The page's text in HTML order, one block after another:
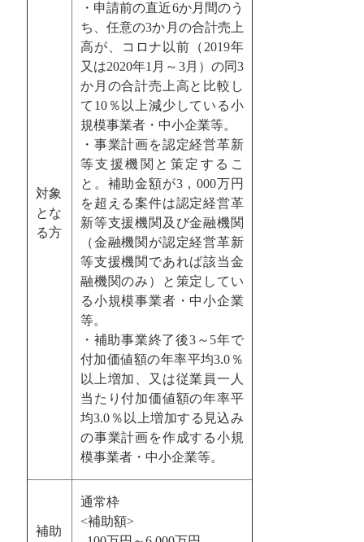
対象
とな
る方
・申請前の直近6か月間のう
ち、任意の3か月の合計売上
高が、コロナ以前（2019年
又は2020年1月～3月）の同3
か月の合計売上高と比較し
て10％以上減少している小
規模事業者・中小企業等。
・事業計画を認定経営革新
等支援機関と策定するこ
と。補助金額が3，000万円
を超える案件は認定経営革
新等支援機関及び金融機関
（金融機関が認定経営革新
等支援機関であれば該当金
融機関のみ）と策定してい
る小規模事業者・中小企業
等。
・補助事業終了後3～5年で
付加価値額の年率平均3.0％
以上増加、又は従業員一人
当たり付加価値額の年率平
均3.0％以上増加する見込み
の事業計画を作成する小規
模事業者・中小企業等。
補助
通常枠
<補助額>